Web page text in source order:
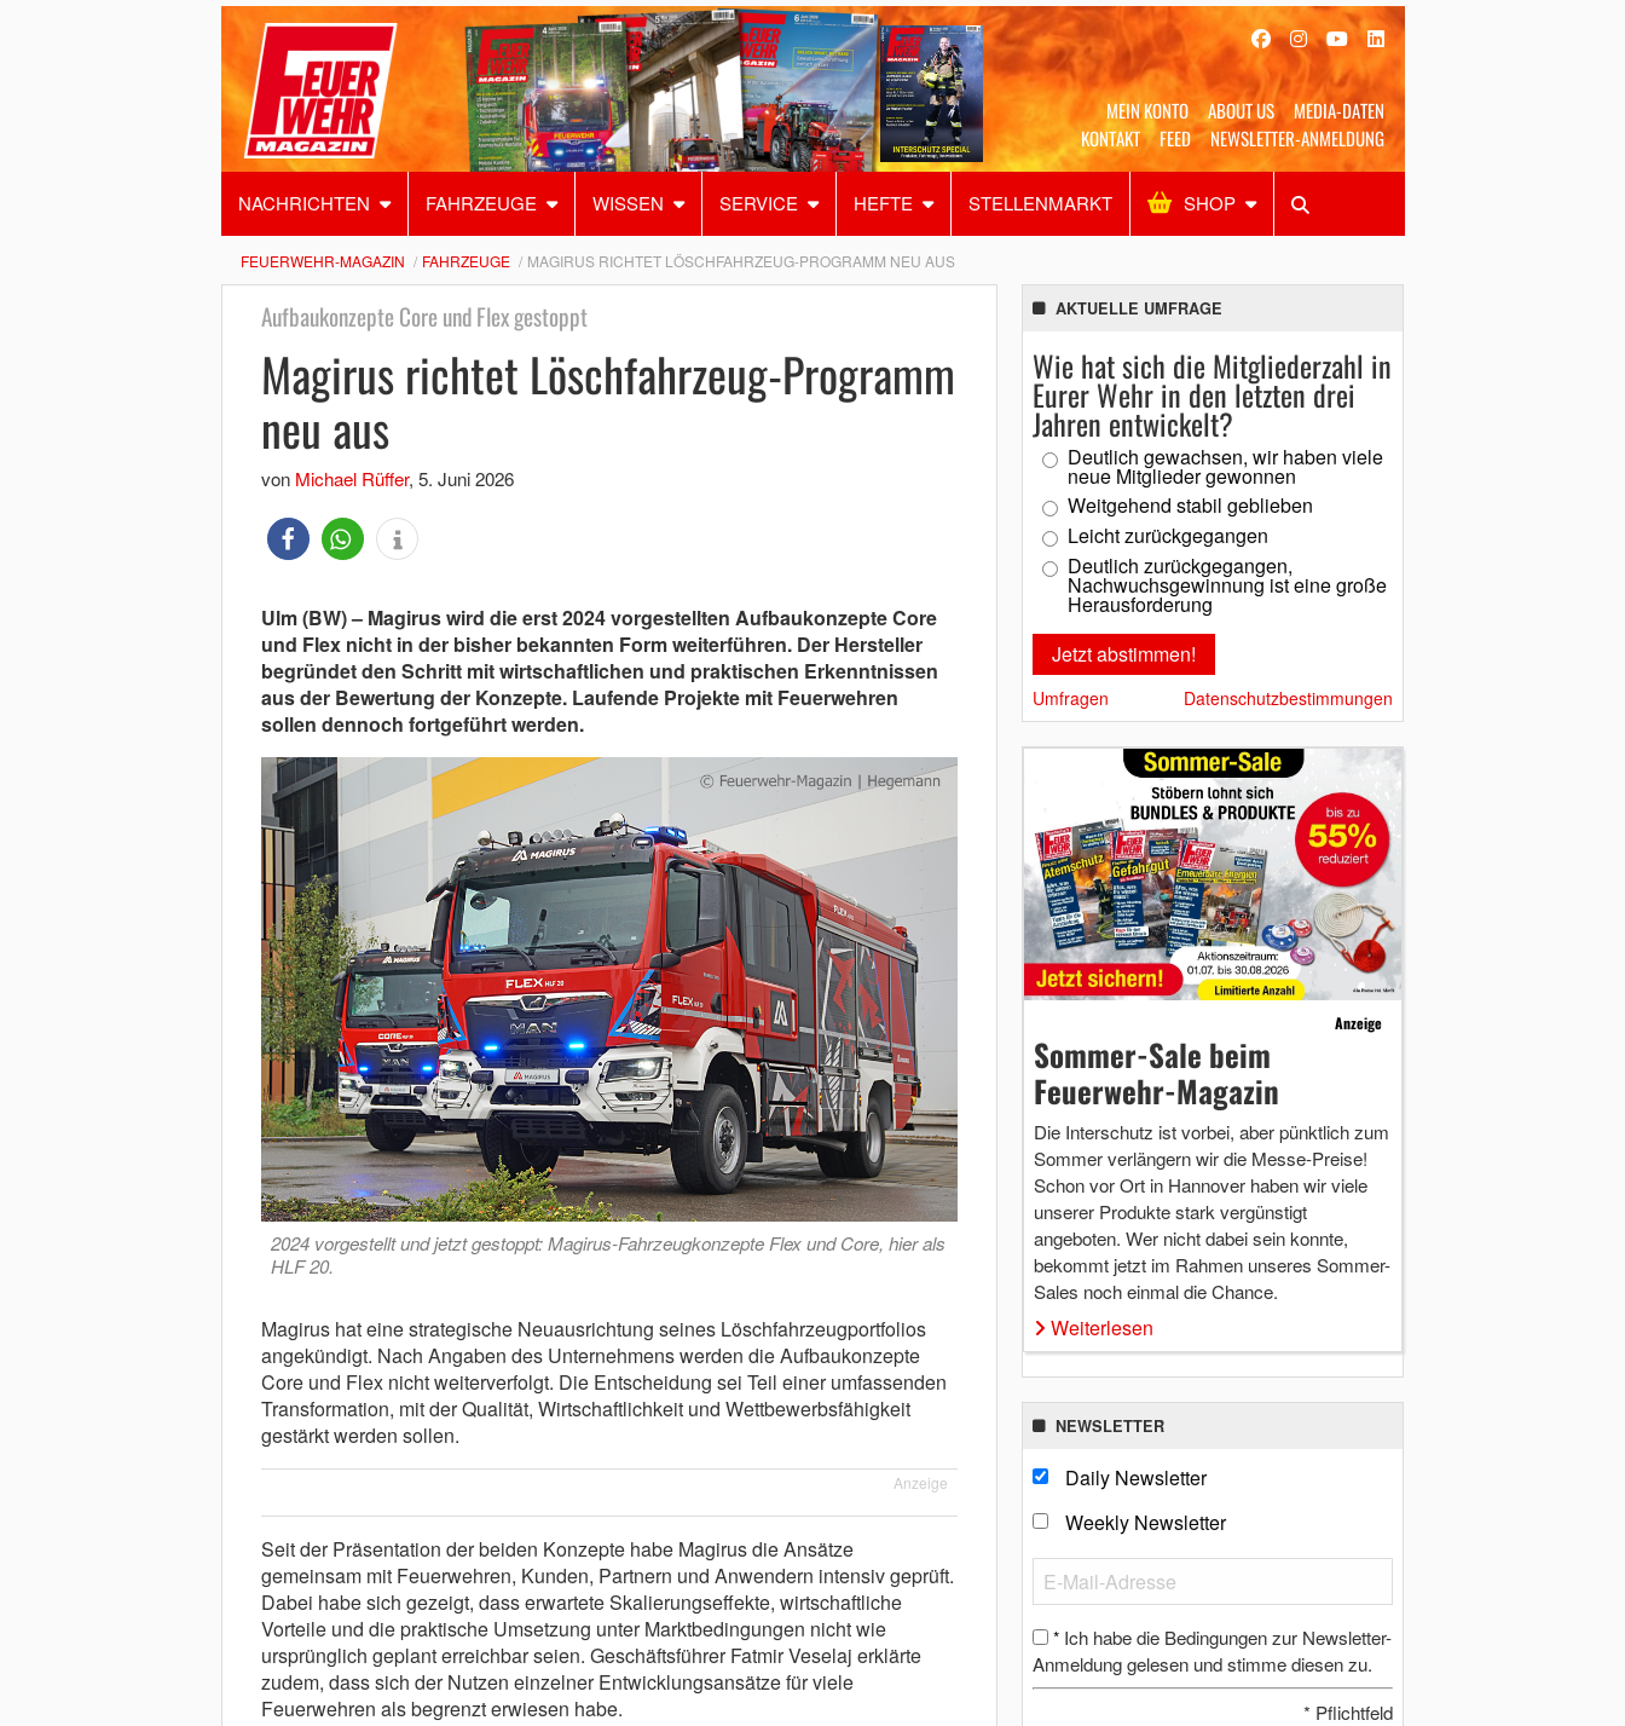
MEIN KONTO ABOUT US
MEDIA-DATEN
KONTAKT
FEED NEWSLETTER-ANMELDUNG
NACHRICHTEN FAHRZEUGE WISSEN SERVICE HEFTE STELLENMARKT SHOP
Alles Shop SUCHEN
FEUERWEHR-MAGAZIN FAHRZEUGE MAGIRUS RICHTET LÖSCHFAHRZEUG-PROGRAMM NEU AUS
Aufbaukonzepte Core und Flex gestoppt
Magirus richtet Löschfahrzeug-Programm
neu aus
von Michael Rüffer, 5. Juni 2026
Ulm (BW) – Magirus wird die erst 2024 vorgestellten Aufbaukonzepte Core
und Flex nicht in der bisher bekannten Form weiterführen. Der Hersteller
begründet den Schritt mit wirtschaftlichen und praktischen Erkenntnissen
aus der Bewertung der Konzepte. Laufende Projekte mit Feuerwehren
sollen dennoch fortgeführt werden.
2024 vorgestellt und jetzt gestoppt: Magirus-Fahrzeugkonzepte Flex und Core, hier als
HLF 20.
Magirus hat eine strategische Neuausrichtung seines Löschfahrzeugportfolios
angekündigt. Nach Angaben des Unternehmens werden die Aufbaukonzepte
Core und Flex nicht weiterverfolgt. Die Entscheidung sei Teil einer umfassenden
Transformation, mit der Qualität, Wirtschaftlichkeit und Wettbewerbsfähigkeit
gestärkt werden sollen.
Anzeige
Seit der Präsentation der beiden Konzepte habe Magirus die Ansätze
gemeinsam mit Feuerwehren, Kunden, Partnern und Anwendern intensiv geprüft.
Dabei habe sich gezeigt, dass erwartete Skalierungseffekte, wirtschaftliche
Vorteile und die praktische Umsetzung unter Marktbedingungen nicht wie
ursprünglich geplant erreichbar seien. Geschäftsführer Fatmir Veselaj erklärte
zudem, dass sich der Nutzen einzelner Entwicklungsansätze für viele
Feuerwehren als begrenzt erwiesen habe.
AKTUELLE UMFRAGE
Wie hat sich die Mitgliederzahl in
Eurer Wehr in den letzten drei
Jahren entwickelt?
Deutlich gewachsen, wir haben viele
neue Mitglieder gewonnen
Weitgehend stabil geblieben
Leicht zurückgegangen
Deutlich zurückgegangen,
Nachwuchsgewinnung ist eine große
Herausforderung
Umfragen Datenschutzbestimmungen
Anzeige
Sommer-Sale beim
Feuerwehr-Magazin
Die Interschutz ist vorbei, aber pünktlich zum
Sommer verlängern wir die Messe-Preise!
Schon vor Ort in Hannover haben wir viele
unserer Produkte stark vergünstigt
angeboten. Wer nicht dabei sein konnte,
bekommt jetzt im Rahmen unseres Sommer-
Sales noch einmal die Chance.
Weiterlesen
NEWSLETTER
Daily Newsletter
Weekly Newsletter
* Ich habe die Bedingungen zur Newsletter-
Anmeldung gelesen und stimme diesen zu.
* Pflichtfeld